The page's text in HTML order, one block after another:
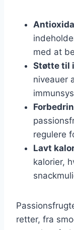
med at
Støtte til
niveauer
regulere
Lavt
kalorier,
retter, fra